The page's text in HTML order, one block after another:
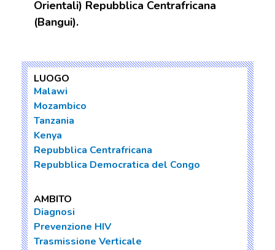
LUOGO
Malawi
Mozambico
Tanzania
Kenya
Repubblica Centrafricana
Repubblica Democratica del Congo
AMBITO
Diagnosi
Prevenzione HIV
Trasmissione Verticale
Orientali) Repubblica Centrafricana
(Bangui).